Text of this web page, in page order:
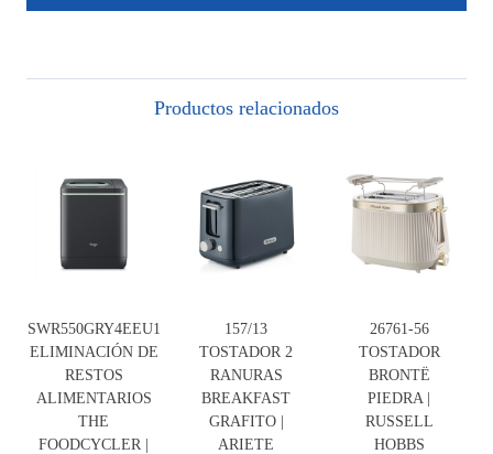
Productos relacionados
SWR550GRY4EEU1
ELIMINACIÓN DE
RESTOS
ALIMENTARIOS
THE
FOODCYCLER |
157/13
TOSTADOR 2
RANURAS
BREAKFAST
GRAFITO |
ARIETE
26761-56
TOSTADOR
BRONTË
PIEDRA |
RUSSELL
HOBBS